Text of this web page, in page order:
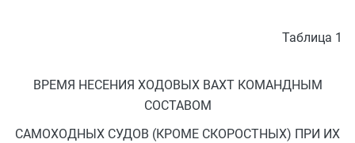
Таблица 1
ВРЕМЯ НЕСЕНИЯ ХОДОВЫХ ВАХТ КОМАНДНЫМ
СОСТАВОМ
САМОХОДНЫХ СУДОВ (КРОМЕ СКОРОСТНЫХ) ПРИ ИХ